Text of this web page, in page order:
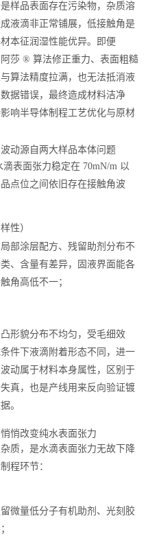
样品表面存在污染物，杂质溶
液滴非正常铺展，低接触角是
本征润湿性能优异。即便
莎 ® 算法修正重力、表面粗糙
算法精度拉满，也无法抵消液
据错误，最终造成材料洁净
响半导体制程工艺优化与原材
动源自两大样品本体问题
表面张力稳定在 70mN/m 以
点位之间依旧存在接触角波
性）
部涂层配方、残留助剂分布不
、含量有差异，固液界面能各
角高低不一；
形貌分布不均匀，受毛细效
件下液滴附着形态不同，进一
动属于材料本身属性，区别于
真，也是产线用来反向验证镀
。
悄改变纯水表面张力
质，是水滴表面张力无故下降
程环节：
微量低分子有机助剂、光刻胶